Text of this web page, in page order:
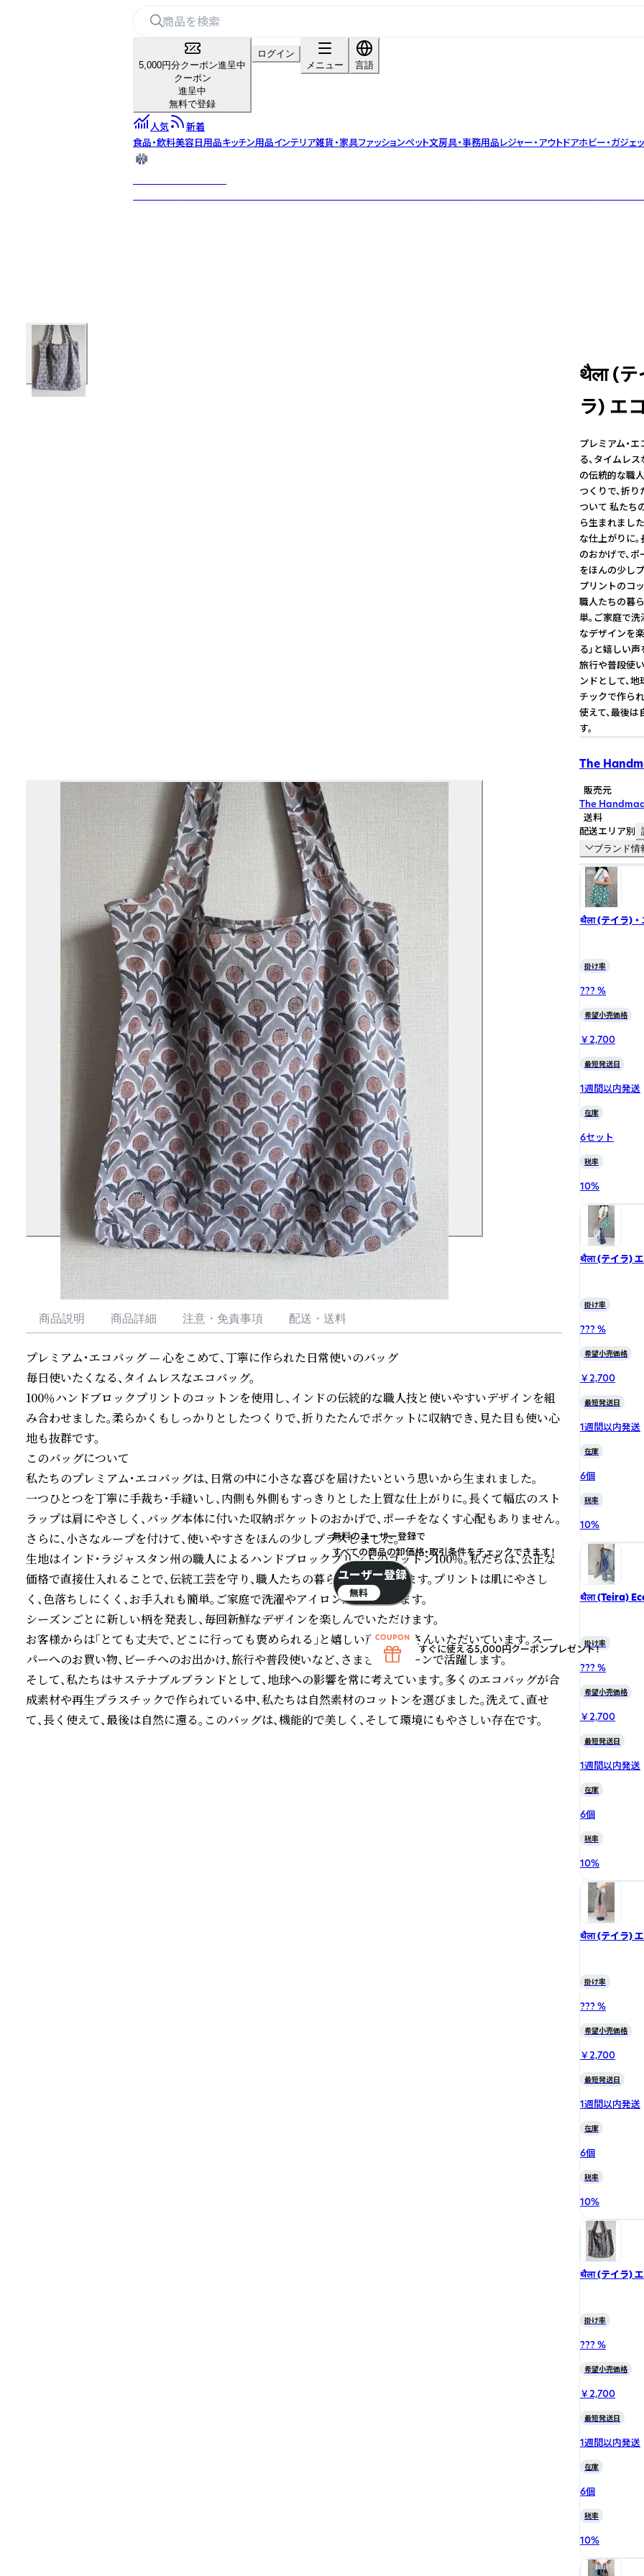
5,000円分クーポン進呈中
クーポン
進呈中
無料で登録
ログイン
メニュー
言語
人気
新着
食品・飲料美容日用品キッチン用品インテリア雑貨・家具ファッションペット文房具・事務用品レジャー・アウトドアホビー・ガジェ
商品説明 商品詳細 注意・免責事項 配送・送料
プレミアム・エコバッグ — 心をこめて、丁寧に作られた日常使いのバッグ
毎日使いたくなる、タイムレスなエコバッグ。
100％ハンドブロックプリントのコットンを使用し、インドの伝統的な職人技と使いやすいデザインを組
み合わせました。柔らかくもしっかりとしたつくりで、折りたたんでポケットに収納でき、見た目も使い心
地も抜群です。
このバッグについて
私たちのプレミアム・エコバッグは、日常の中に小さな喜びを届けたいという思いから生まれました。
一つひとつを丁寧に手裁ち・手縫いし、内側も外側もすっきりとした上質な仕上がりに。長くて幅広のスト
ラップは肩にやさしく、バッグ本体に付いた収納ポケットのおかげで、ポーチをなくす心配もありません。
さらに、小さなループを付けて、使いやすさをほんの少しプラスしました。
生地はインド・ラジャスタン州の職人によるハンドブロックプリントのコットン100％。私たちは、公正な
価格で直接仕入れることで、伝統工芸を守り、職人たちの暮らしを支えています。プリントは肌にやさし
く、色落ちしにくく、お手入れも簡単。ご家庭で洗濯やアイロンがけができます。
シーズンごとに新しい柄を発表し、毎回新鮮なデザインを楽しんでいただけます。
お客様からは「とても丈夫で、どこに行っても褒められる」と嬉しい声をたくさんいただいています。スー
パーへのお買い物、ビーチへのお出かけ、旅行や普段使いなど、さまざまなシーンで活躍します。
そして、私たちはサステナブルブランドとして、地球への影響を常に考えています。多くのエコバッグが合
成素材や再生プラスチックで作られている中、私たちは自然素材のコットンを選びました。洗えて、直せ
て、長く使えて、最後は自然に還る。このバッグは、機能的で美しく、そして環境にもやさしい存在です。
थैला (テ
ラ) エ
プレミアム・
る、タイムレ
の伝統的な職
つくりで、折
ついて 私たち
ら生まれまし
な仕上がりに
のおかげで、
をほんの少し
プリントのコ
職人たちの暮
単。ご家庭で
なデザインを
る」と嬉しい
旅行や普段使
ンドとして、
チックで作ら
使えて、最後
す。
The
販売元
The
送料
配送エリア別
ブランド情
थैला (テイラ)
掛け率
??? %
希望小売価格
￥2,700
最短発送日
1週間以内発送
在庫
6セット
税率
10%
थैला (テイラ) エ
掛け率
??? %
希望小売価格
￥2,700
最短発送日
1週間以内発送
在庫
6個
税率
10%
थैला (Teira)
掛け率
??? %
希望小売価格
￥2,700
最短発送日
1週間以内発送
在庫
6個
税率
10%
थैला (テイラ)
掛け率
??? %
希望小売価格
￥2,700
最短発送日
1週間以内発送
在庫
6個
税率
10%
थैला (テイラ)
掛け率
??? %
希望小売価格
￥2,700
最短発送日
1週間以内発送
在庫
6個
税率
10%
無料のユーザー登録で
すべての商品の卸価格・取引条件をチェックできます！
ユーザー登録
無料
すぐに使える5,000円クーポンプレゼント！